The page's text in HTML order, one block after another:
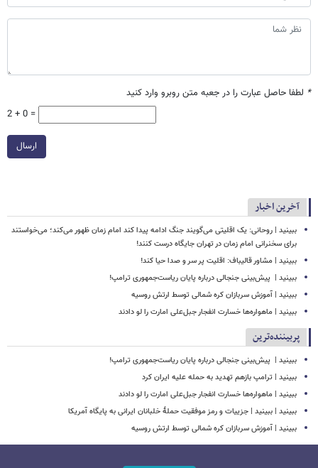
* لطفا حاصل عبارت را در جعبه متن روبرو وارد کنید
2 + 0 =
ارسال
آخرین اخبار
ببینید | روحانی: یک اقلیتی می‌گویند جنگ ادامه پیدا کند امام زمان ظهور می‌کند؛ می‌خواستند
برای سخنرانی امام زمان در تهران جایگاه درست کنند!
ببینید | مشاور قالیباف: اقلیت پر سر و صدا حیا کند!
ببینید | ‏ پیش‌بینی جنجالی درباره پایان ریاست‌جمهوری ترامپ!
ببینید | آموزش سربازان کره شمالی توسط ارتش روسیه
ببینید | ماهواره‌ها خسارت انفجار جبل‌علی امارت را لو دادند
پربیننده‌ترین
ببینید | ‏ پیش‌بینی جنجالی درباره پایان ریاست‌جمهوری ترامپ!
ببینید | ترامپ بازهم تهدید به حمله علیه ایران کرد
ببینید | ماهواره‌ها خسارت انفجار جبل‌علی امارت را لو دادند
ببینید | ببینید | جزییات و رمز موفقیت حملۀ خلبانان ایرانی به پایگاه آمریکا
ببینید | آموزش سربازان کره شمالی توسط ارتش روسیه